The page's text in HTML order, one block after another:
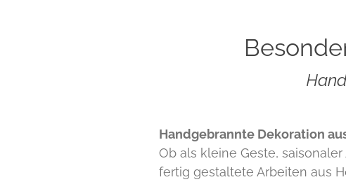
Handgebrannte Dekoration
Ob als kleine Geste,
fertig gestaltete Arbeiten aus